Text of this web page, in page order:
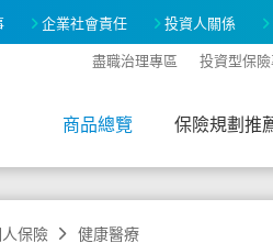
企業社會責任 投資人關係
盡職治理專區 投資型保險
商品總覽 保險規劃推
保險 健康醫療